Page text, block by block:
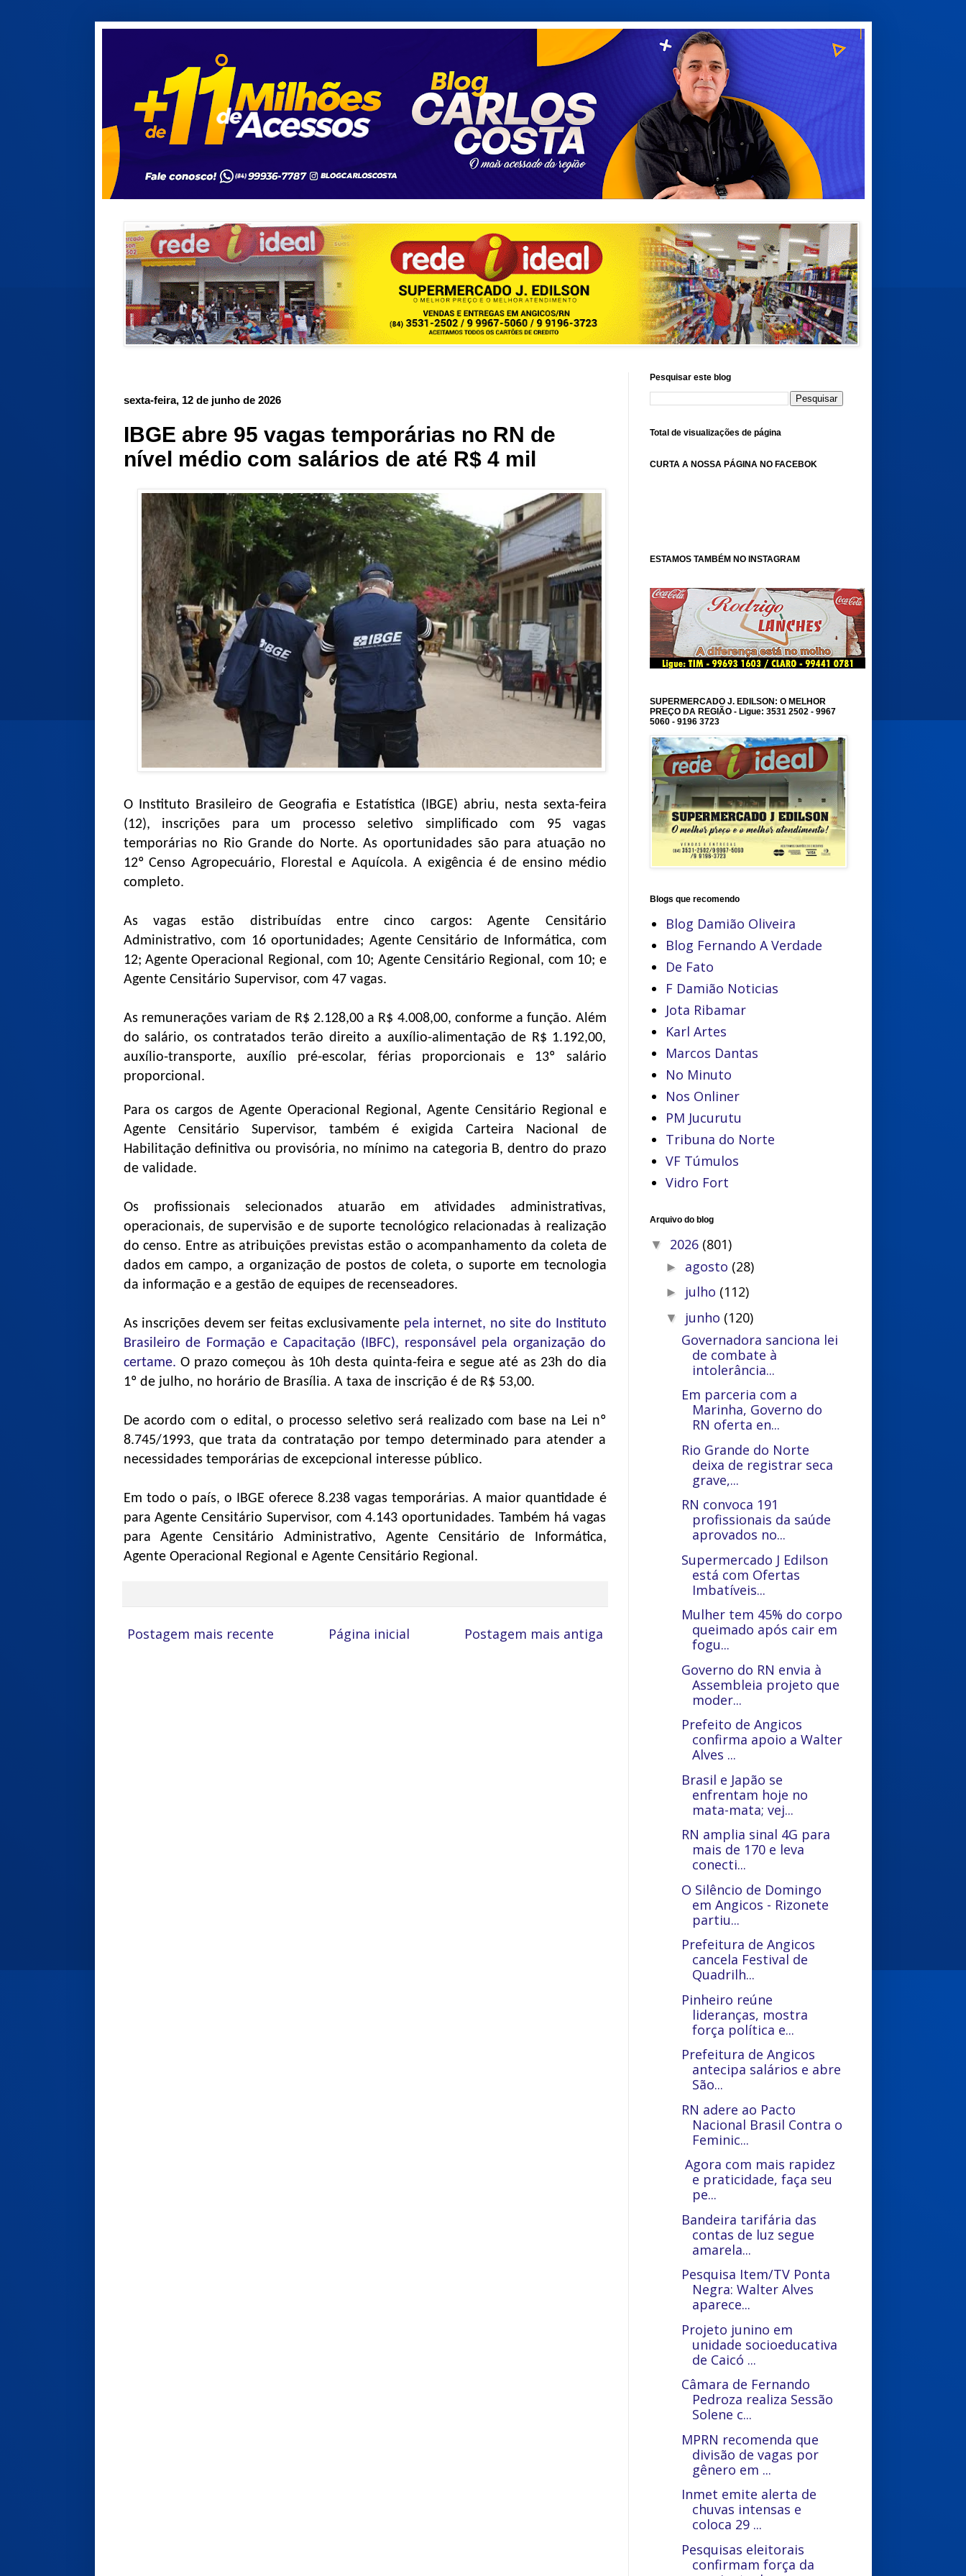
sexta-feira, 12 de junho de 2026
IBGE abre 95 vagas temporárias no RN de
nível médio com salários de até R$ 4 mil
O Instituto Brasileiro de Geografia e Estatística (IBGE) abriu, nesta sexta-feira
(12), inscrições para um processo seletivo simplificado com 95 vagas
temporárias no Rio Grande do Norte. As oportunidades são para atuação no
12º Censo Agropecuário, Florestal e Aquícola. A exigência é de ensino médio
completo.
As vagas estão distribuídas entre cinco cargos: Agente Censitário
Administrativo, com 16 oportunidades; Agente Censitário de Informática, com
12; Agente Operacional Regional, com 10; Agente Censitário Regional, com 10; e
Agente Censitário Supervisor, com 47 vagas.
As remunerações variam de R$ 2.128,00 a R$ 4.008,00, conforme a função. Além
do salário, os contratados terão direito a auxílio-alimentação de R$ 1.192,00,
auxílio-transporte, auxílio pré-escolar, férias proporcionais e 13º salário
proporcional.
Para os cargos de Agente Operacional Regional, Agente Censitário Regional e
Agente Censitário Supervisor, também é exigida Carteira Nacional de
Habilitação definitiva ou provisória, no mínimo na categoria B, dentro do prazo
de validade.
Os profissionais selecionados atuarão em atividades administrativas,
operacionais, de supervisão e de suporte tecnológico relacionadas à realização
do censo. Entre as atribuições previstas estão o acompanhamento da coleta de
dados em campo, a organização de postos de coleta, o suporte em tecnologia
da informação e a gestão de equipes de recenseadores.
As inscrições devem ser feitas exclusivamente pela internet, no site do Instituto
Brasileiro de Formação e Capacitação (IBFC), responsável pela organização do
certame. O prazo começou às 10h desta quinta-feira e segue até as 23h do dia
1º de julho, no horário de Brasília. A taxa de inscrição é de R$ 53,00.
De acordo com o edital, o processo seletivo será realizado com base na Lei nº
8.745/1993, que trata da contratação por tempo determinado para atender a
necessidades temporárias de excepcional interesse público.
Em todo o país, o IBGE oferece 8.238 vagas temporárias. A maior quantidade é
para Agente Censitário Supervisor, com 4.143 oportunidades. Também há vagas
para Agente Censitário Administrativo, Agente Censitário de Informática,
Agente Operacional Regional e Agente Censitário Regional.
Postagem mais recente Postagem mais antiga
Página inicial
Pesquisar este blog
Total de visualizações de página
CURTA A NOSSA PÁGINA NO FACEBOK
ESTAMOS TAMBÉM NO INSTAGRAM
SUPERMERCADO J. EDILSON: O MELHOR
PREÇO DA REGIÃO - Ligue: 3531 2502 - 9967
5060 - 9196 3723
Blogs que recomendo
Blog Damião Oliveira
Blog Fernando A Verdade
De Fato
F Damião Noticias
Jota Ribamar
Karl Artes
Marcos Dantas
No Minuto
Nos Onliner
PM Jucurutu
Tribuna do Norte
VF Túmulos
Vidro Fort
Arquivo do blog
▼ 2026 (801)
► agosto (28)
► julho (112)
▼ junho (120)
Governadora sanciona lei
de combate à
intolerância...
Em parceria com a
Marinha, Governo do
RN oferta en...
Rio Grande do Norte
deixa de registrar seca
grave,...
RN convoca 191
profissionais da saúde
aprovados no...
Supermercado J Edilson
está com Ofertas
Imbatíveis...
Mulher tem 45% do corpo
queimado após cair em
fogu...
Governo do RN envia à
Assembleia projeto que
moder...
Prefeito de Angicos
confirma apoio a Walter
Alves ...
Brasil e Japão se
enfrentam hoje no
mata-mata; vej...
RN amplia sinal 4G para
mais de 170 e leva
conecti...
O Silêncio de Domingo
em Angicos - Rizonete
partiu...
Prefeitura de Angicos
cancela Festival de
Quadrilh...
Pinheiro reúne
lideranças, mostra
força política e...
Prefeitura de Angicos
antecipa salários e abre
São...
RN adere ao Pacto
Nacional Brasil Contra o
Feminic...
Agora com mais rapidez
e praticidade, faça seu
pe...
Bandeira tarifária das
contas de luz segue
amarela...
Pesquisa Item/TV Ponta
Negra: Walter Alves
aparece...
Projeto junino em
unidade socioeducativa
de Caicó ...
Câmara de Fernando
Pedroza realiza Sessão
Solene c...
MPRN recomenda que
divisão de vagas por
gênero em ...
Inmet emite alerta de
chuvas intensas e
coloca 29 ...
Pesquisas eleitorais
confirmam força da